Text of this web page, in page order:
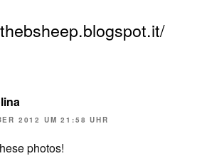
2012 UM 21:58 UHR
photos!